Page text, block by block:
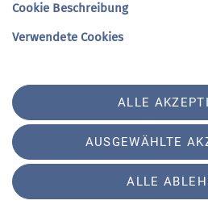
Trainer*in C Sportklettern
Mario Hermsdorf
Cookie Beschreibung
Verwendete Cookies
ALLE
AUSGEWÄHLTE
ALLE